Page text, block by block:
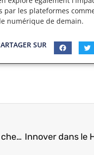
les plateformes
numérique de demain.
SUR
MentorShow pour apprendre efficacement depuis chez soi